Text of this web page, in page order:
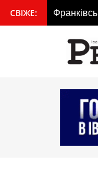
вмісту
СВІЖЕ: